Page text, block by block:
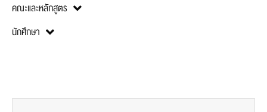
คณะและหลักสูตร
นักศึกษา